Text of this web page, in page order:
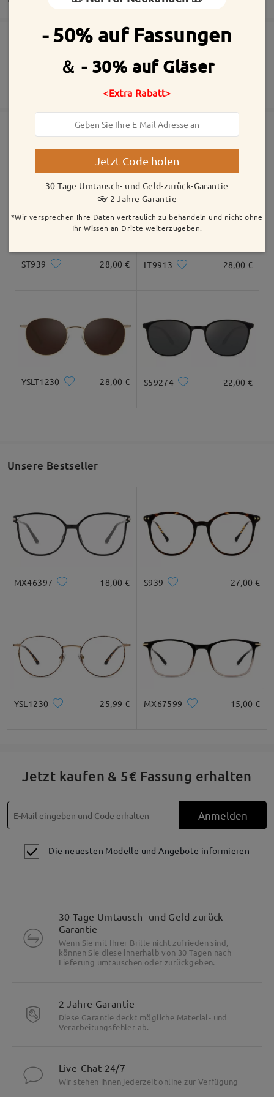
Alle Bewertungen
Bewertung schreiben
Die Bestellung wurde aufgegeben
Details
5-7 Werktage
Details
Geliefert
Inklusive kostenloser kratzfester Beschichtung der Gläser
30 Tage Umtausch- und Geld-zurück-Garantie
Ähnliche Fassungen
ST939 28,00 € LT9913 28,00 €
YSLT1230 28,00 € S59274 22,00 €
Unsere Bestseller
MX46397 18,00 € S939 27,00 €
YSL1230 25,99 € MX67599 15,00 €
Jetzt kaufen & 5€ Fassung erhalten
Anmelden
Die neuesten Modelle und Angebote informieren
30 Tage Umtausch- und Geld-zurück-
Garantie
Wenn Sie mit Ihrer Brille nicht zufrieden sind,
können Sie diese innerhalb von 30 Tagen nach
Lieferung umtauschen oder zurückgeben.
2 Jahre Garantie
Diese Garantie deckt mögliche Material- und
Verarbeitungsfehler ab.
Live-Chat 24/7
Wir stehen ihnen jederzeit online zur Verfügung
- 50% auf Fassungen
＆ - 30% auf Gläser
<Extra Rabatt>
Jetzt Code holen
30 Tage Umtausch- und Geld-zurück-Garantie
👓 2 Jahre Garantie
*Wir versprechen Ihre Daten vertraulich zu behandeln und nicht ohne
Ihr Wissen an Dritte weiterzugeben.